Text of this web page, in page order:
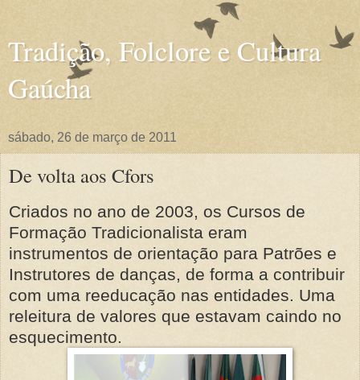
Tradição, Folclore e Cultura
Gaúcha
sábado, 26 de março de 2011
De volta aos Cfors
Criados no ano de 2003, os Cursos de
Formação Tradicionalista eram
instrumentos de orientação para Patrões e
Instrutores de danças, de forma a contribuir
com uma reeducação nas entidades. Uma
releitura de valores que estavam caindo no
esquecimento.